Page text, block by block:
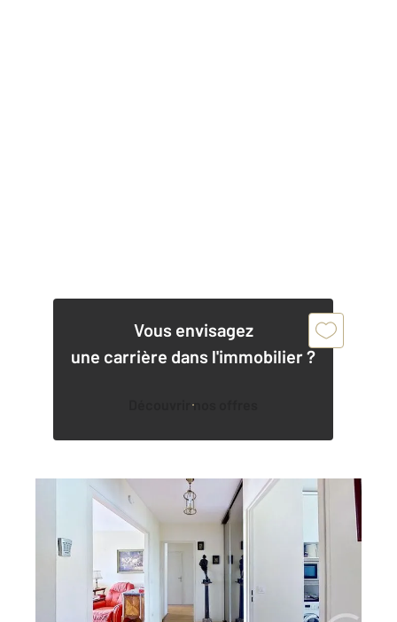
Vous envisagez
une carrière dans l'immobilier ?
Découvrir nos offres
NOGENT SUR MARNE 94
, 3 pièces
Ref : 1418
Appartement F3 à vendre
195 000 €